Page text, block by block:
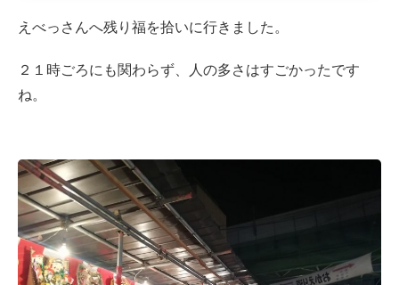
えべっさんへ残り福を拾いに行きました。
２１時ごろにも関わらず、人の多さはすごかったです
ね。